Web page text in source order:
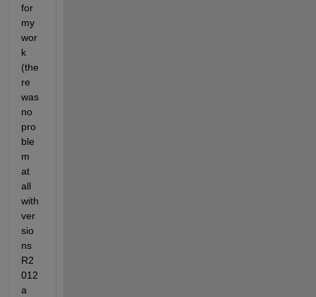
for
my
wor
k
(the
re
was
no
pro
ble
m
at
all
with
ver
sio
ns
R2
012
a